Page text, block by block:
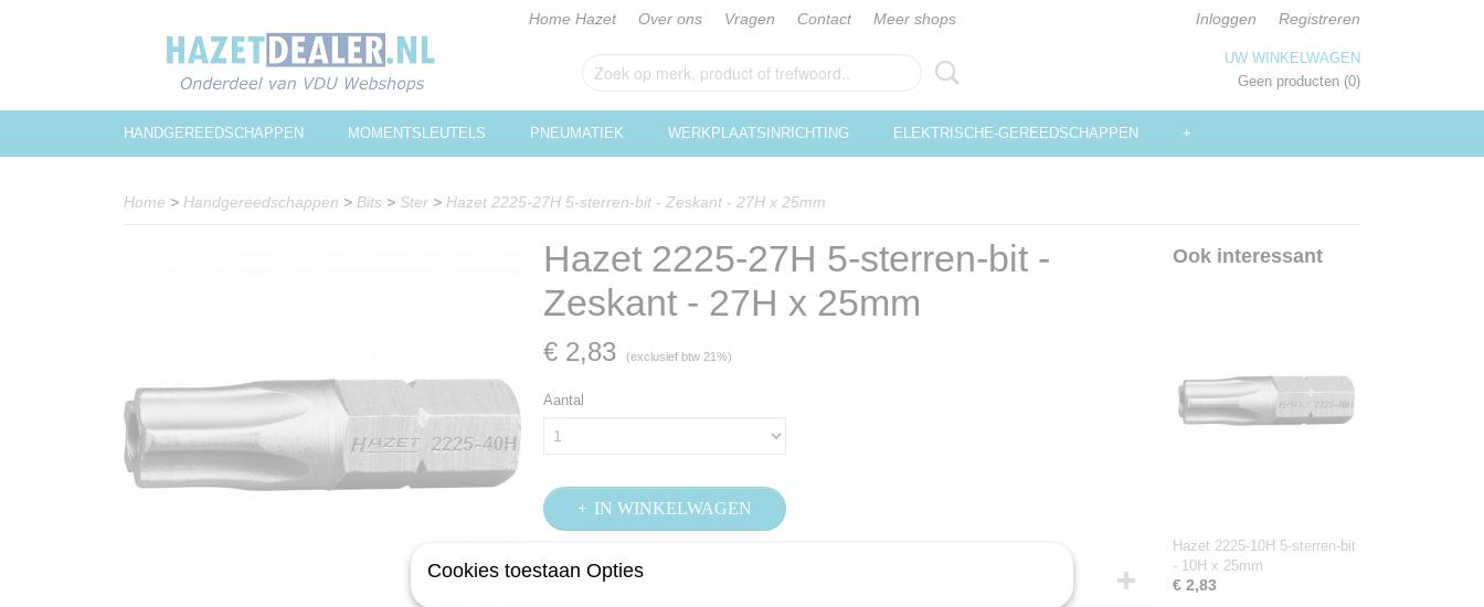
Home Hazet Over ons Vragen Contact Meer shops Inloggen Registreren
UW WINKELWAGEN
Geen producten (0)
HANDGEREEDSCHAPPEN MOMENTSLEUTELS PNEUMATIEK WERKPLAATSINRICHTING ELEKTRISCHE-GEREEDSCHAPPEN +
Home > Handgereedschappen > Bits > Ster > Hazet 2225-27H 5-sterren-bit - Zeskant - 27H x 25mm
Hazet 2225-27H 5-sterren-bit -
Zeskant - 27H x 25mm
€ 2,83 (exclusief btw 21%)
Aantal
IN WINKELWAGEN
Specificaties
Ook interessant
Hazet 2225-10H 5-sterren-bit
- 10H x 25mm
€ 2,83
Cookies toestaan Opties